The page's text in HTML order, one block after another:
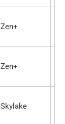
Zen+
Zen+
Skylake